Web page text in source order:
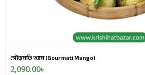
গৌড়মতি আম (Gourmati Mango)
2,090.00৳